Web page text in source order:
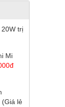
trị
Mi
(Giá lẻ